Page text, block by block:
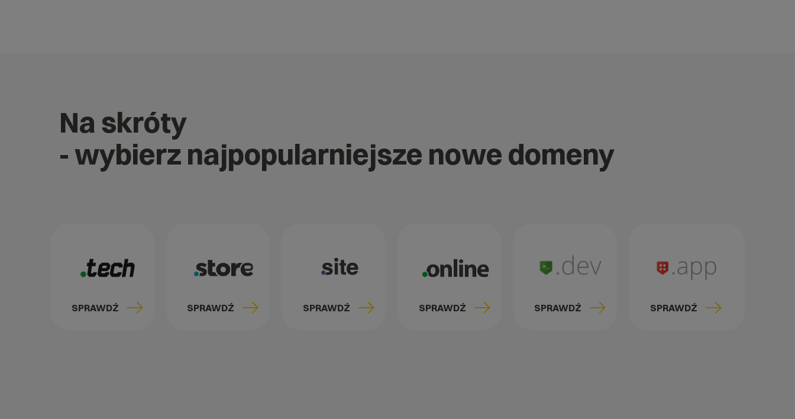
Na skróty
- wybierz najpopularniejsze nowe domeny
SPRAWDŹ SPRAWDŹ SPRAWDŹ SPRAWDŹ SPRAWDŹ SPRAWDŹ